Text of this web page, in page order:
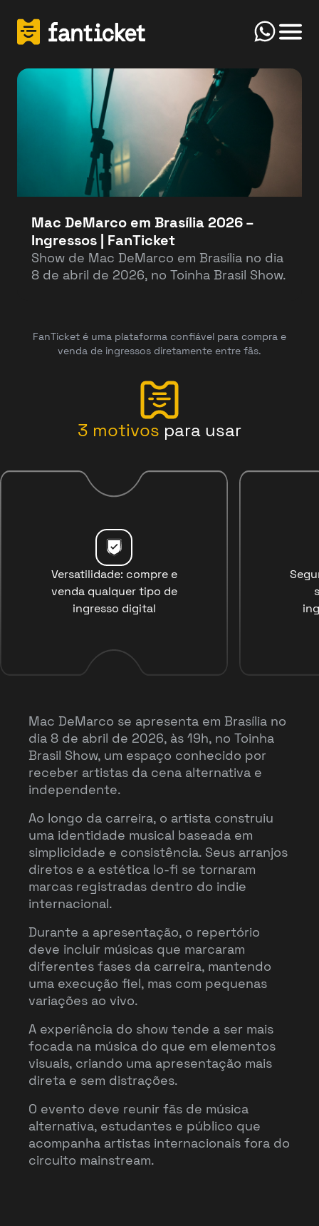
Click
Mac DeMarco em Brasília 2026 –
Ingressos | FanTicket
Show de Mac DeMarco em Brasília no dia
8 de abril de 2026, no Toinha Brasil Show.
FanTicket é uma plataforma confiável para compra e
venda de ingressos diretamente entre fãs.
3 motivos para usar
Versatilidade: compre e
venda qualquer tipo de
ingresso digital
Mac DeMarco se apresenta em Brasília no
dia 8 de abril de 2026, às 19h, no Toinha
Brasil Show, um espaço conhecido por
receber artistas da cena alternativa e
independente.
Ao longo da carreira, o artista construiu
uma identidade musical baseada em
simplicidade e consistência. Seus arranjos
diretos e a estética lo-fi se tornaram
marcas registradas dentro do indie
internacional.
Durante a apresentação, o repertório
deve incluir músicas que marcaram
diferentes fases da carreira, mantendo
uma execução fiel, mas com pequenas
variações ao vivo.
A experiência do show tende a ser mais
focada na música do que em elementos
visuais, criando uma apresentação mais
direta e sem distrações.
O evento deve reunir fãs de música
alternativa, estudantes e público que
acompanha artistas internacionais fora do
circuito mainstream.
Olá! Bem-vindo(a) ao FanTicketBot. Como
posso te ajudar hoje? Você deseja vender ou
Vender Comprar